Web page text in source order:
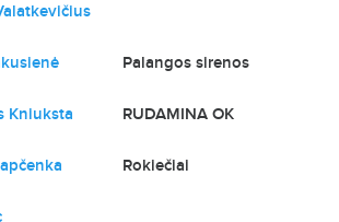
Palangos sirenos
Kniuksta RUDAMINA OK
Rokiečiai